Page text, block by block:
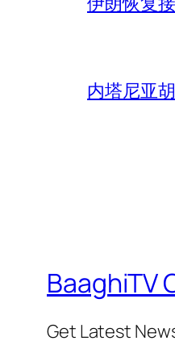
内塔尼亚
BaaghiTV
Get Latest